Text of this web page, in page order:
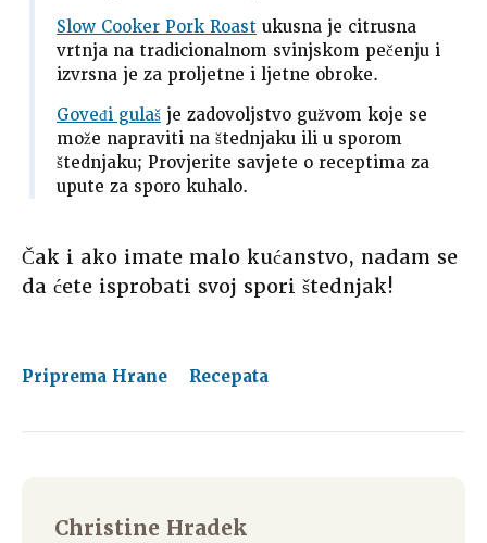
Slow Cooker Pork Roast ukusna je citrusna
vrtnja na tradicionalnom svinjskom pečenju i
izvrsna je za proljetne i ljetne obroke.
Goveđi gulaš je zadovoljstvo gužvom koje se
može napraviti na štednjaku ili u sporom
štednjaku; Provjerite savjete o receptima za
upute za sporo kuhalo.
Čak i ako imate malo kućanstvo, nadam se
da ćete isprobati svoj spori štednjak!
Priprema Hrane Recepata
Christine Hradek